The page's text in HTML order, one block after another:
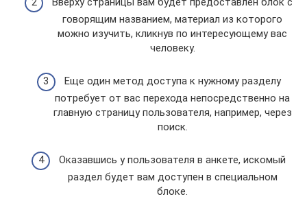
говорящим названием, материал из которого
можно изучить, кликнув по интересующему вас
человеку.
Еще один метод доступа к нужному разделу
потребует от вас перехода непосредственно на
главную страницу пользователя, например, через
поиск.
Оказавшись у пользователя в анкете, искомый
раздел будет вам доступен в специальном
блоке.